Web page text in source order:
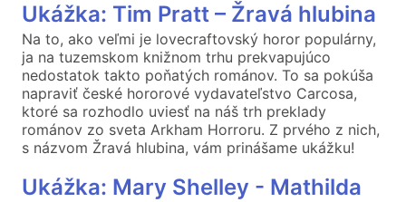
Ukážka: Tim Pratt – Žravá hlubina
Na to, ako veľmi je lovecraftovský horor populárny,
ja na tuzemskom knižnom trhu prekvapujúco
nedostatok takto poňatých románov. To sa pokúša
napraviť české hororové vydavateľstvo Carcosa,
ktoré sa rozhodlo uviesť na náš trh preklady
románov zo sveta Arkham Horroru. Z prvého z nich,
s názvom Žravá hlubina, vám prinášame ukážku!
Ukážka: Mary Shelley - Mathilda